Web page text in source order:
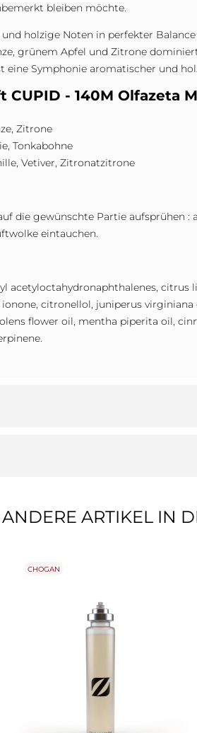
bleiben möchte.
holzige Noten in perfekter
grünem Apfel und Zitrone
eine Symphonie aromatischer und
- 140M Olfazeta
Zitrone
Tonkabohne
Vetiver, Zitronatzitrone
die gewünschte Partie aufsprühen
eintauchen.
acetyloctahydronaphthalenes,
citronellol, juniperus
flower oil, mentha piperita oil,
ARTIKEL IN
CHOGAN